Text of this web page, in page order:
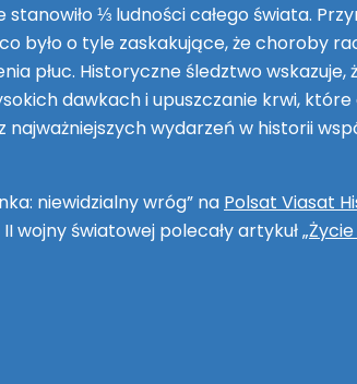
⅓ ludności całego świata.
było o tyle zaskakujące, że choroby
płuc. Historyczne śledztwo
dawkach i upuszczanie krwi,
wydarzeń w historii
niewidzialny wróg” na Polsat Viasat
wojny światowej polecały artykuł „